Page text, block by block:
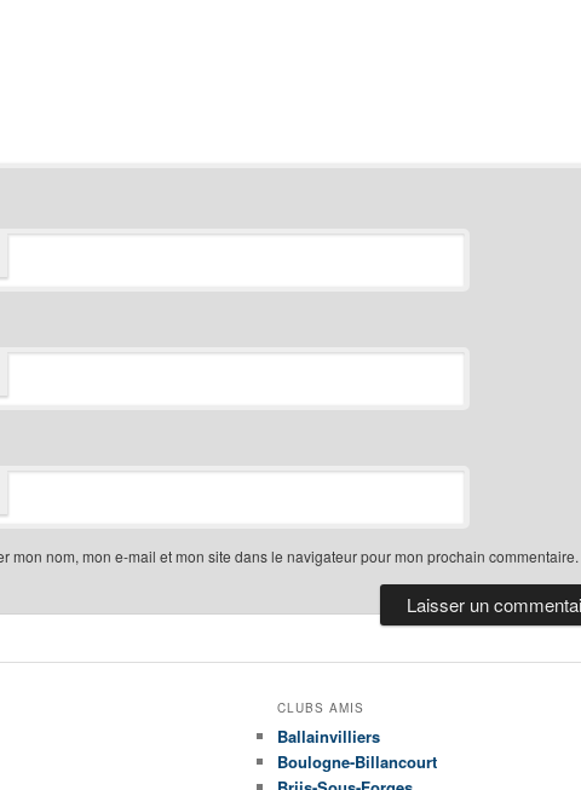
mon nom, mon e-mail et mon site dans le navigateur pour mon prochain commentaire.
CLUBS AMIS
Ballainvilliers
Boulogne-Billancourt